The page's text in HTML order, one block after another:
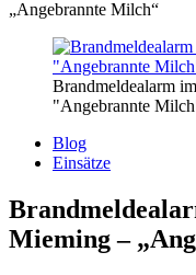
„Angebrannte Milch“
Brandmeldealarm
"Angebrannte
Blog
Einsätze
Mieming –